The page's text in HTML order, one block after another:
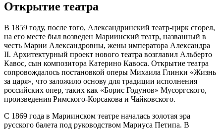
Открытие театра
В 1859 году, после того, Александринский театр-цирк сгорел,
на его месте был возведен Мариинский театр, названный в
честь Марии Александровны, жены императора Александра
II. Архитектурный проект нового театра возглавил Альберто
Кавос, сын композитора Катерино Кавоса. Открытие театра
сопровождалось постановкой оперы Михаила Глинки «Жизнь
за царя», что заложило основу для традиции исполнения
российских опер, таких как «Борис Годунов» Мусоргского,
произведения Римского-Корсакова и Чайковского.
С 1869 года в Мариинском театре началась золотая эра
русского балета под руководством Мариуса Петипа. В